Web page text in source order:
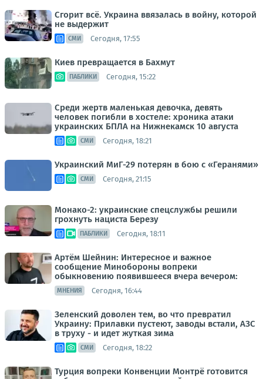
Сгорит всё. Украина ввязалась в войну, которой
не выдержит
СМИ Сегодня, 17:55
Киев превращается в Бахмут
ПАБЛИКИ Сегодня, 15:22
Среди жертв маленькая девочка, девять
человек погибли в хостеле: хроника атаки
украинских БПЛА на Нижнекамск 10 августа
СМИ Сегодня, 18:21
Украинский МиГ-29 потерян в бою с «Геранями»
СМИ Сегодня, 21:15
Монако-2: украинские спецслужбы решили
грохнуть нациста Березу
ПАБЛИКИ Сегодня, 18:11
Артём Шейнин: Интересное и важное
сообщение Минобороны вопреки
обыкновению появившееся вчера вечером:
МНЕНИЯ Сегодня, 16:44
Зеленский доволен тем, во что превратил
Украину: Прилавки пустеют, заводы встали, АЗС
в труху - и идет жуткая зима
СМИ Сегодня, 18:22
Турция вопреки Конвенции Монтрё готовится